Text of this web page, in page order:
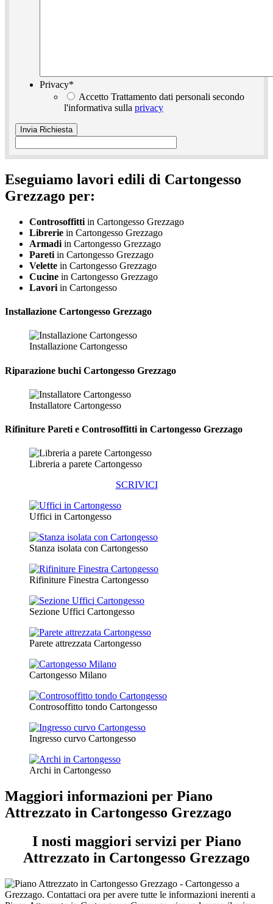
Privacy*
Accetto Trattamento dati personali secondo
l'informativa sulla privacy
Eseguiamo lavori edili di Cartongesso
Grezzago per:
Controsoffitti in Cartongesso Grezzago
Librerie in Cartongesso Grezzago
Armadi in Cartongesso Grezzago
Pareti in Cartongesso Grezzago
Velette in Cartongesso Grezzago
Cucine in Cartongesso Grezzago
Lavori in Cartongesso
Installazione Cartongesso Grezzago
Installazione Cartongesso
Riparazione buchi Cartongesso Grezzago
Installatore Cartongesso
Rifiniture Pareti e Controsoffitti in Cartongesso Grezzago
Libreria a parete Cartongesso
SCRIVICI
Uffici in Cartongesso
Stanza isolata con Cartongesso
Rifiniture Finestra Cartongesso
Sezione Uffici Cartongesso
Parete attrezzata Cartongesso
Cartongesso Milano
Controsoffitto tondo Cartongesso
Ingresso curvo Cartongesso
Archi in Cartongesso
Maggiori informazioni per Piano
Attrezzato in Cartongesso Grezzago
I nosti maggiori servizi per Piano
Attrezzato in Cartongesso Grezzago